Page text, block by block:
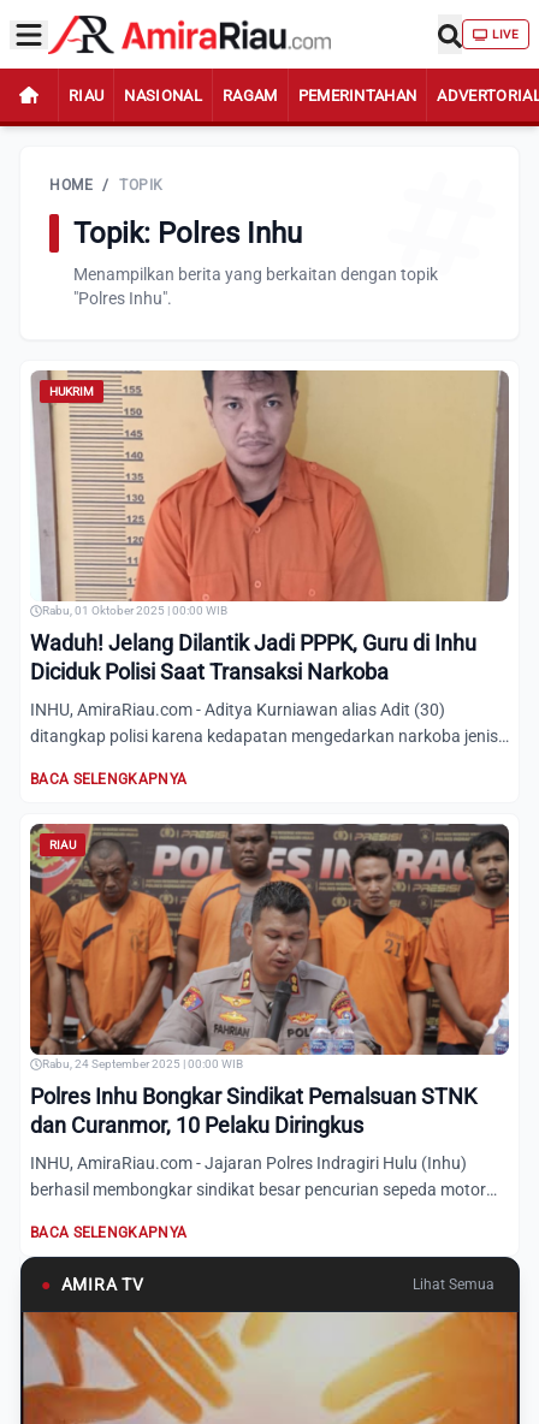
LIVE
RIAU NASIONAL RAGAM PEMERINTAHAN
HOME / TOPIK
Topik: Polres Inhu
Menampilkan berita yang berkaitan dengan topik
"Polres Inhu".
HUKRIM
Rabu, 01 Oktober 2025 | 00:00 WIB
Waduh! Jelang Dilantik Jadi PPPK, Guru di Inhu
Diciduk Polisi Saat Transaksi Narkoba
INHU, AmiraRiau.com - Aditya Kurniawan alias Adit (30)
ditangkap polisi karena kedapatan mengedarkan narkoba jenis
BACA SELENGKAPNYA
RIAU
Rabu, 24 September 2025 | 00:00 WIB
Polres Inhu Bongkar Sindikat Pemalsuan STNK
dan Curanmor, 10 Pelaku Diringkus
INHU, AmiraRiau.com - Jajaran Polres Indragiri Hulu (Inhu)
berhasil membongkar sindikat besar pencurian sepeda motor
BACA SELENGKAPNYA
● AMIRA TV Lihat Semua